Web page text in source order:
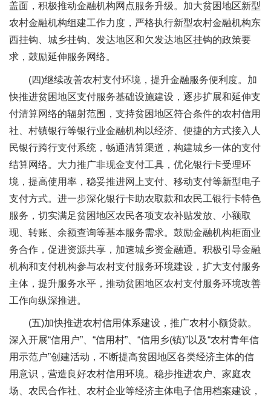
盖面，积极推动金融机构网点服务升级。加大贫困地区新型
农村金融机构组建工作力度，严格执行新型农村金融机构东
西挂钩、城乡挂钩、发达地区和欠发达地区挂钩的政策要
求，鼓励延伸服务网络。
(四)继续改善农村支付环境，提升金融服务便利度。加
快推进贫困地区支付服务基础设施建设，逐步扩展和延伸支
付清算网络的辐射范围，支持贫困地区符合条件的农村信用
社、村镇银行等银行业金融机构以经济、便捷的方式接入人
民银行跨行支付系统，畅通清算渠道，构建城乡一体的支付
结算网络。大力推广非现金支付工具，优化银行卡受理环
境，提高使用率，稳妥推进网上支付、移动支付等新型电子
支付方式。进一步深化银行卡助农取款和农民工银行卡特色
服务，切实满足贫困地区农民各项支农补贴发放、小额取
现、转账、余额查询等基本服务需求。鼓励金融机构柜面业
务合作，促进资源共享，加速城乡资金融通。积极引导金融
机构和支付机构参与农村支付服务环境建设，扩大支付服务
主体，提升服务水平，推动贫困地区农村支付服务环境改善
工作向纵深推进。
(五)加快推进农村信用体系建设，推广农村小额贷款。
深入开展“信用户”、“信用村”、“信用乡(镇)”以及“农村青年信
用示范户”创建活动，不断提高贫困地区各类经济主体的信
用意识，营造良好农村信用环境。稳步推进农户、家庭农
场、农民合作社、农村企业等经济主体电子信用档案建设，